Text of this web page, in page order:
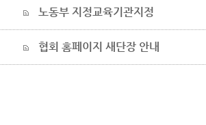
노동부 지정교육기관지정
협회 홈페이지 새단장 안내